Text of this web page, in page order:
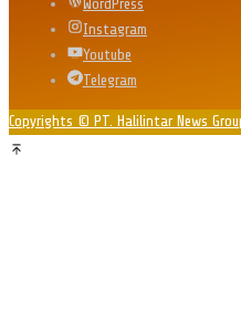
WordPress
Instagram
Youtube
Telegram
Copyrights © PT. Halilintar News